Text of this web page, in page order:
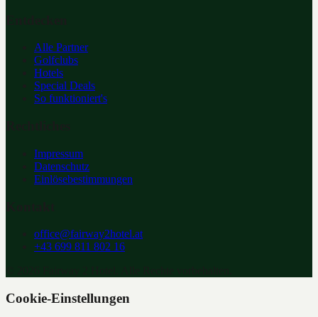
Alle Partner
Golfclubs
Hotels
Special Deals
So funktioniert's
Impressum
Datenschutz
Einlösebestimmungen
office@fairway2hotel.at
+43 699 811 802 16
Cookie-Einstellungen